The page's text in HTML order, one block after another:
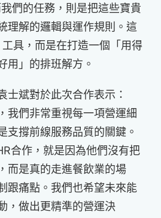
們的任務，則是把這些寶貴
理解的邏輯與運作規則。這
具，而是在打造一個「用得
用」的排班解方。
士斌對於此次合作表示：
我們非常重視每一項營運細
支撐前線服務品質的關鍵。
合作，就是因為他們沒有把
而是真的走進餐飲業的場
跟痛點。我們也希望未來能
，做出更精準的營運決